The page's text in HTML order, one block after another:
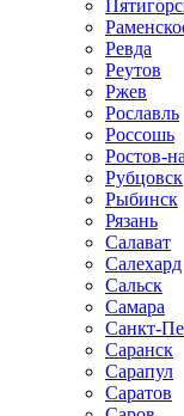
Ревда
Реутов
Ржев
Рославль
Россошь
Ростов-
Рубцовск
Рыбинск
Рязань
Салават
Салехард
Сальск
Самара
Санкт-
Саранск
Сарапул
Саратов